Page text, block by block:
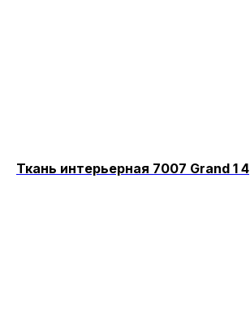
Ткань интерьерная 7007 Grand 1 4